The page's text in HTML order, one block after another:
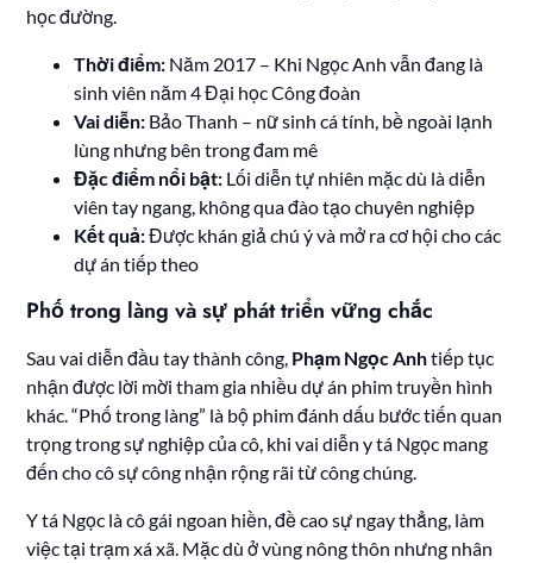
học đường.
Thời điểm: Năm 2017 – Khi Ngọc Anh vẫn đang là
sinh viên năm 4 Đại học Công đoàn
Vai diễn: Bảo Thanh – nữ sinh cá tính, bề ngoài lạnh
lùng nhưng bên trong đam mê
Đặc điểm nổi bật: Lối diễn tự nhiên mặc dù là diễn
viên tay ngang, không qua đào tạo chuyên nghiệp
Kết quả:Được khán giả chú ý và mở ra cơ hội cho các
dự án tiếp theo
Phố trong làng và sự phát triển vững chắc
Sau vai diễn đầu tay thành công, Phạm Ngọc Anhtiếp tục
nhận được lời mời tham gia nhiều dự án phim truyền hình
khác. “Phố trong làng” là bộ phim đánh dấu bước tiến quan
trọng trong sự nghiệp của cô, khi vai diễn y tá Ngọc mang
đến cho cô sự công nhận rộng rãi từ công chúng.
Y tá Ngọc là cô gái ngoan hiền, đề cao sự ngay thẳng, làm
việc tại trạm xá xã. Mặc dù ở vùng nông thôn nhưng nhân